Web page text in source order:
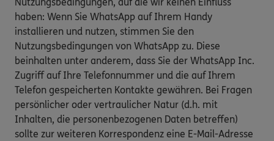
haben: Wenn Sie WhatsApp auf Ihrem Handy
installieren und nutzen, stimmen Sie den
Nutzungsbedingungen von WhatsApp zu. Diese
beinhalten unter anderem, dass Sie der WhatsApp Inc.
Zugriff auf Ihre Telefonnummer und die auf Ihrem
Telefon gespeicherten Kontakte gewähren. Bei Fragen
persönlicher oder vertraulicher Natur (d.h. mit
Inhalten, die personenbezogenen Daten betreffen)
sollte zur weiteren Korrespondenz eine E-Mail-Adresse